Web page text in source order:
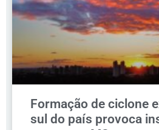
Formação de ciclone
sul do país provoca